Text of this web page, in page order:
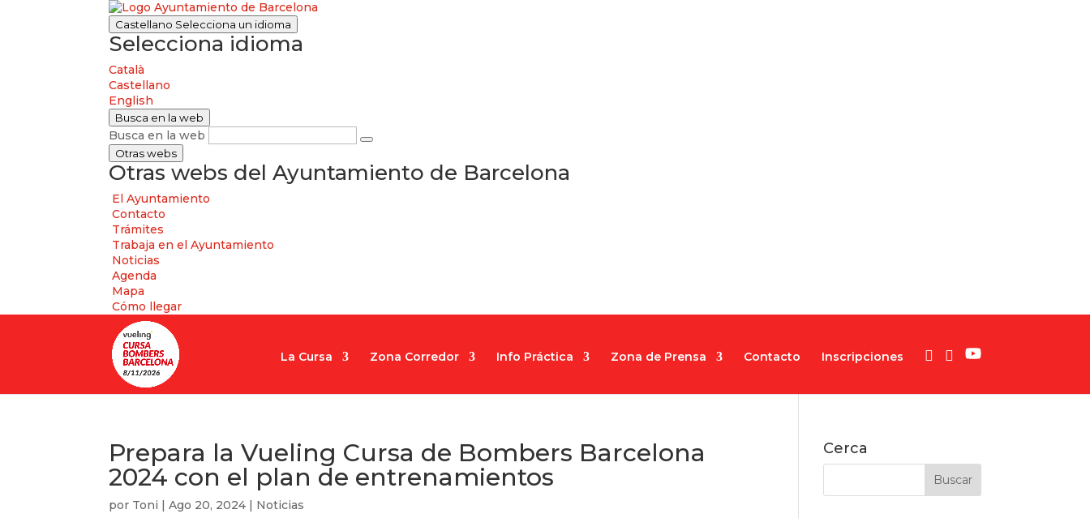
Castellano Selecciona un idioma
Selecciona idioma
Català
Castellano
English
Busca en la web
Busca en la web
Otras webs
Otras webs del Ayuntamiento de Barcelona
El Ayuntamiento
Contacto
Trámites
Trabaja en el Ayuntamiento
Noticias
Agenda
Mapa
Cómo llegar
La Cursa Zona Corredor Info Práctica Zona de Prensa Contacto Inscripciones
Prepara la Vueling Cursa de Bombers Barcelona
2024 con el plan de entrenamientos
por Toni |Ago 20, 2024 | Noticias
Cerca